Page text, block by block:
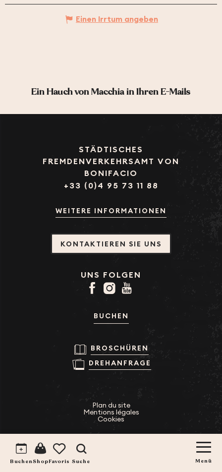
Menü
Buchen Voir les favoris
Suche
Einen Irrtum angeben
Ein Hauch von Macchia in Ihren E-Mails
STÄDTISCHES
FREMDENVERKEHRSAMT VON
BONIFACIO
+33 (0)4 95 73 11 88
WEITERE INFORMATIONEN
KONTAKTIEREN SIE UNS
UNS FOLGEN
BUCHEN
BROSCHÜREN
DREHANFRAGE
Plan du site
Mentions légales
Cookies